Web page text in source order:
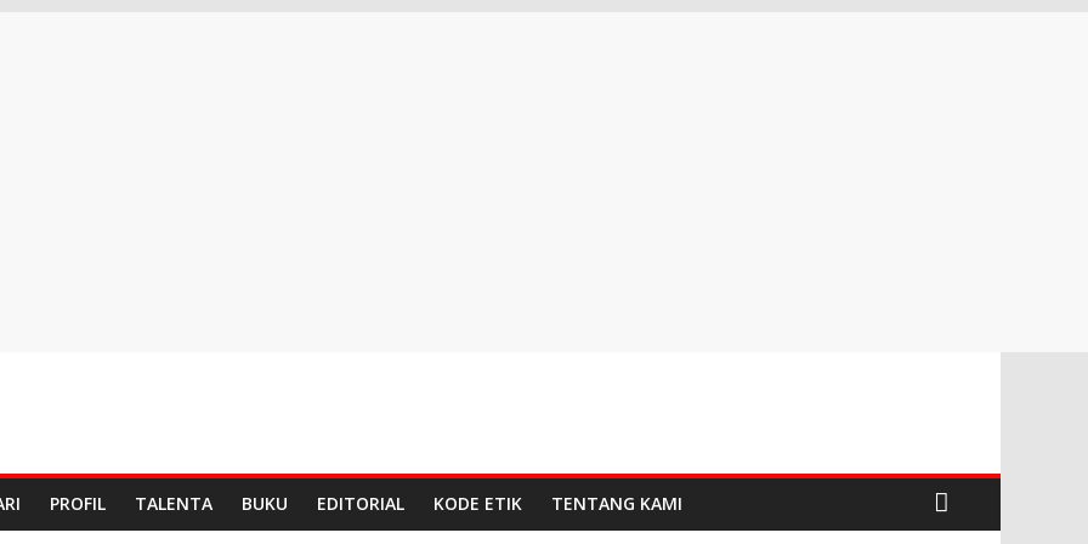
PROFIL TALENTA BUKU EDITORIAL KODE ETIK TENTANG KAMI